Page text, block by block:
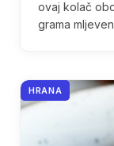
ovaj kolač
grama
HRANA